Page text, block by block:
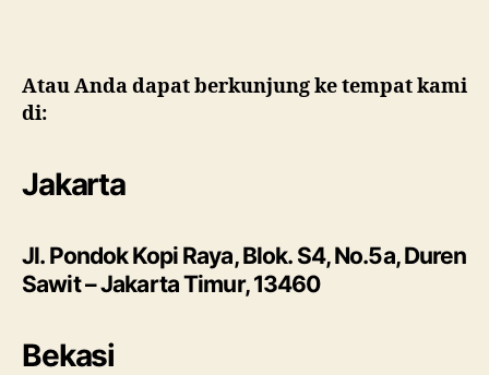
Atau Anda dapat berkunjung ke tempat kami
di:
Jakarta
Jl. Pondok Kopi Raya, Blok. S4, No.5a, Duren
Sawit – Jakarta Timur, 13460
Bekasi